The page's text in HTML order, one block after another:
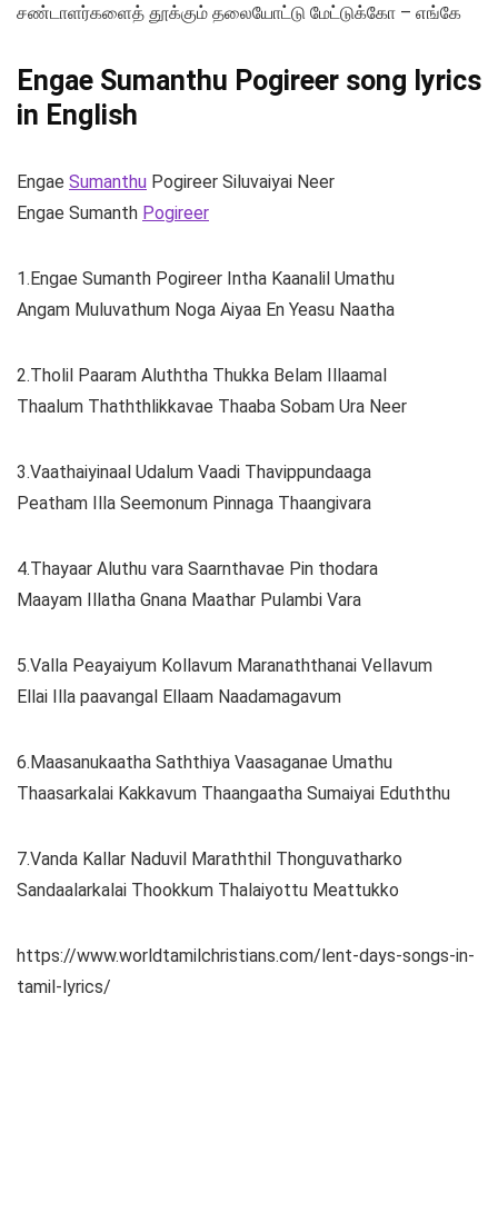
சண்டாளர்களைத் தூக்கும் தலையோட்டு மேட்டுக்கோ – எங்கே
Engae Sumanthu Pogireer song lyrics
in English
Engae Sumanthu Pogireer Siluvaiyai Neer
Engae Sumanth Pogireer
1.Engae Sumanth Pogireer Intha Kaanalil Umathu
Angam Muluvathum Noga Aiyaa En Yeasu Naatha
2.Tholil Paaram Aluththa Thukka Belam Illaamal
Thaalum Thaththlikkavae Thaaba Sobam Ura Neer
3.Vaathaiyinaal Udalum Vaadi Thavippundaaga
Peatham Illa Seemonum Pinnaga Thaangivara
4.Thayaar Aluthu vara Saarnthavae Pin thodara
Maayam Illatha Gnana Maathar Pulambi Vara
5.Valla Peayaiyum Kollavum Maranaththanai Vellavum
Ellai Illa paavangal Ellaam Naadamagavum
6.Maasanukaatha Saththiya Vaasaganae Umathu
Thaasarkalai Kakkavum Thaangaatha Sumaiyai Eduththu
7.Vanda Kallar Naduvil Maraththil Thonguvatharko
Sandaalarkalai Thookkum Thalaiyottu Meattukko
https://www.worldtamilchristians.com/lent-days-songs-in-
tamil-lyrics/